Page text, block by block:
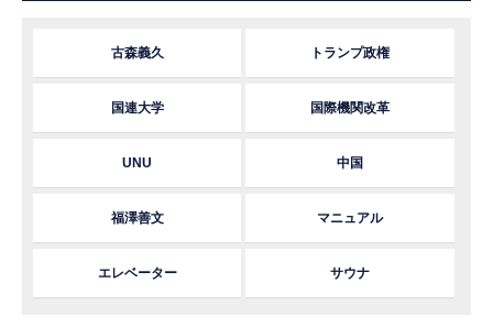
古森義久 トランプ政権
国連大学 国際機関改革
UNU 中国
福澤善文 マニュアル
エレベーター サウナ